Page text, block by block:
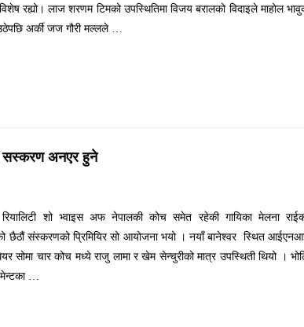
रह्यो। लाज शरणम टिमको उपस्थितिमा विजय बरालको विदाइले माहोल
अर्की जज गौरी मल्लले …
सस्करण अनएर हुने
शो भ्वाइस अफ नेपालकी कोच समेत रहेकी गायिका मेलना
छैठौं संस्करणको प्रिमियिर सो आयोजना भयो । नयाँ बानेश्वर स्थित
सोमा चार कोच मध्ये राजु लामा र खेम सेन्चुरीको मात्र उपस्थिती थियो ।
…